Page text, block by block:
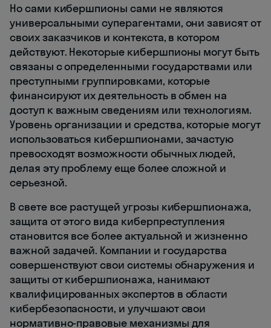
Но сами кибершпионы сами не являются
универсальными суперагентами, они зависят от
своих заказчиков и контекста, в котором
действуют. Некоторые кибершпионы могут быть
связаны с определенными государствами или
преступными группировками, которые
финансируют их деятельность в обмен на
доступ к важным сведениям или технологиям.
Уровень организации и средства, которые могут
использоваться кибершпионами, зачастую
превосходят возможности обычных людей,
делая эту проблему еще более сложной и
серьезной.
В свете все растущей угрозы кибершпионажа,
защита от этого вида киберпреступления
становится все более актуальной и жизненно
важной задачей. Компании и государства
совершенствуют свои системы обнаружения и
защиты от кибершпионажа, нанимают
квалифицированных экспертов в области
кибербезопасности, и улучшают свои
нормативно-правовые механизмы для